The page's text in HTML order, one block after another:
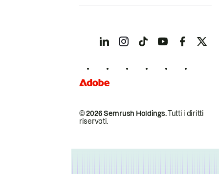
© 2026 Semrush Holdings.Tutti i diritti
riservati.